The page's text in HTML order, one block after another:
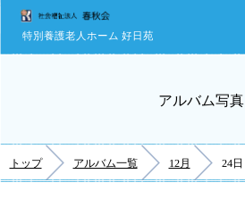
特別養護老人ホーム 好日苑
アルバム写真
トップ アルバム一覧 12月 24日